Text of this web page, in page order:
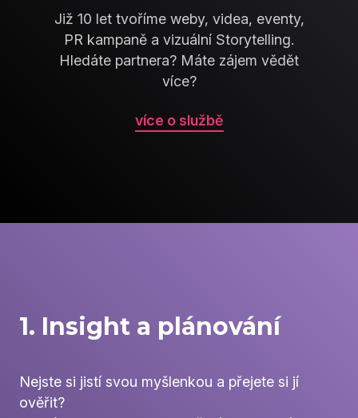
Již 10 let tvoříme weby, videa, eventy,
PR kampaně a vizuální Storytelling.
Hledáte partnera? Máte zájem vědět
více?
více o službě
1. Insight a plánování
Nejste si jistí svou myšlenkou a přejete si jí
ověřit?